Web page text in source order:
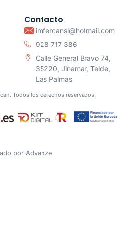
Contacto
imfercansl@hotmail.com
928 717 386
Calle General Bravo 74,
35220, Jinamar, Telde,
Las Palmas
Todos los derechos reservados.
por Advanze